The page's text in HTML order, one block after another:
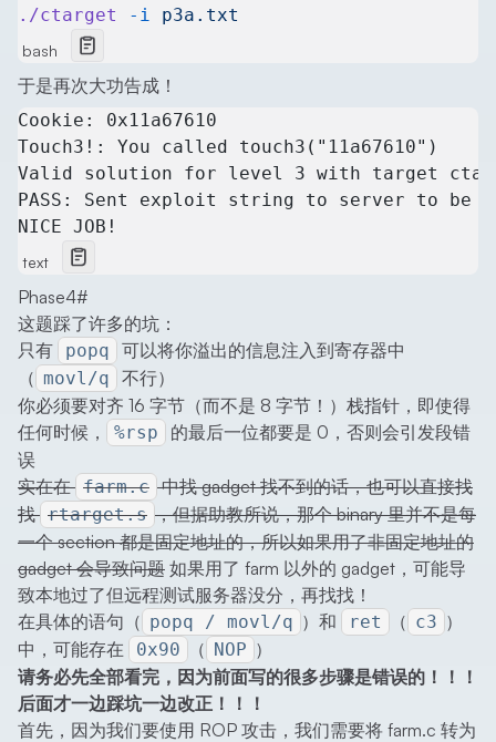
./ctarget
-i p3a.txt
bash
于是再次大功告成！
Cookie: 0x11a67610
Touch3!: You called touch3("11a67610")
Valid solution for level 3 with target
PASS: Sent exploit string to server to be
NICE JOB!
text
Phase4#
这题踩了许多的坑：
只有
popq
可以将你溢出的信息注入到寄存器中
（ movl/q
不行）
你必须要对齐 16 字节（而不是 8 字节！）栈指针，即使得
任何时候，
%rsp
的最后一位都要是 0，否则会引发段错
误
实在在 farm.c 中找 gadget 找不到的话，也可以直接找
找 rtarget.s ，但据助教所说，那个 binary 里并不是每
一个 section 都是固定地址的，所以如果用了非固定地址的
gadget 会导致问题 如果用了 farm 以外的 gadget，可能导
致本地过了但远程测试服务器没分，再找找！
在具体的语句（ popq / movl/q ）和 ret （ c3 ）
中，可能存在
0x90 （ NOP ）
请务必先全部看完，因为前面写的很多步骤是错误的！！！
后面才一边踩坑一边改正！！！
首先，因为我们要使用 ROP 攻击，我们需要将 farm.c 转为